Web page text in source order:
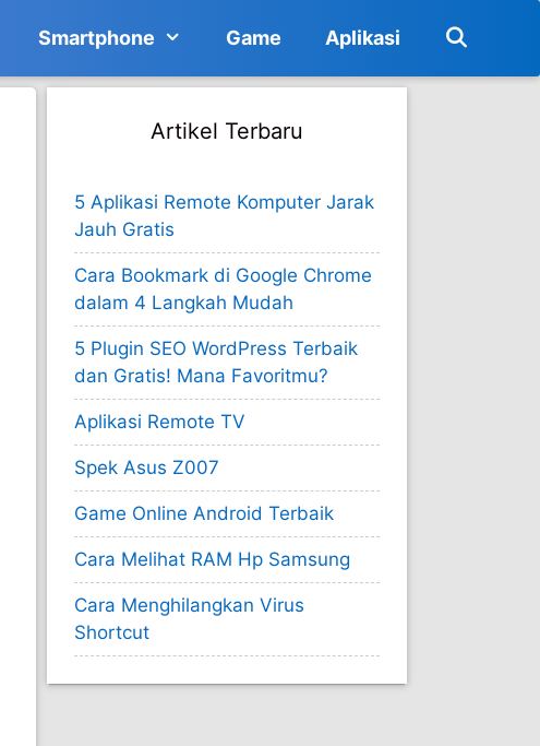
Smartphone Game Aplikasi
Artikel Terbaru
5 Aplikasi Remote Komputer Jarak
Jauh Gratis
Cara Bookmark di Google Chrome
dalam 4 Langkah Mudah
5 Plugin SEO WordPress Terbaik
dan Gratis! Mana Favoritmu?
Aplikasi Remote TV
Spek Asus Z007
Game Online Android Terbaik
Cara Melihat RAM Hp Samsung
Cara Menghilangkan Virus
Shortcut